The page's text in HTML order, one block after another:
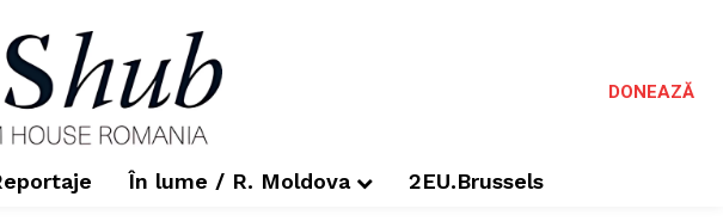
DONEAZĂ
În lume / R. Moldova 2EU.Brussels